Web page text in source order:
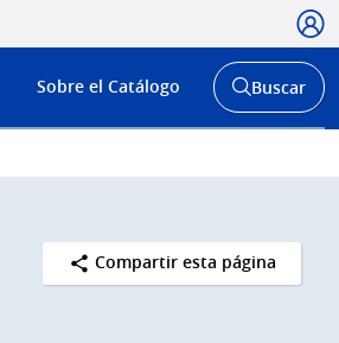
Menú
de
Sobre el Catálogo
Abrir
buscador
Buscar
Compartir esta página